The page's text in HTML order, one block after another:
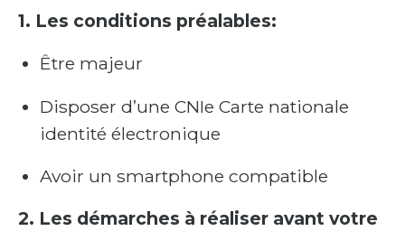
1. Les conditions préalables:
Être majeur
Disposer d’une CNIe Carte nationale
identité électronique
Avoir un smartphone compatible
2. Les démarches à réaliser avant votre